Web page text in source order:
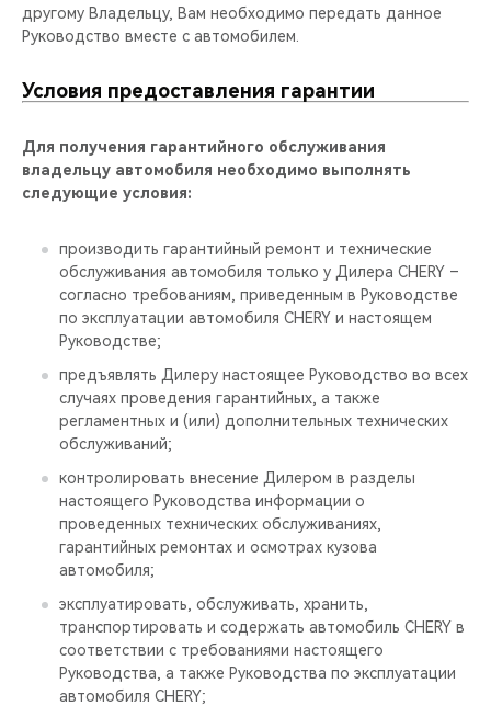
ВИДЕООБЗОРЫ
другому Владельцу, Вам необходимо передать данное
Руководство вместе с автомобилем.
Условия предоставления гарантии
Для получения гарантийного обслуживания
владельцу автомобиля необходимо выполнять
следующие условия:
производить гарантийный ремонт и технические
обслуживания автомобиля только у Дилера CHERY –
согласно требованиям, приведенным в Руководстве
по эксплуатации автомобиля CHERY и настоящем
Руководстве;
предъявлять Дилеру настоящее Руководство во всех
случаях проведения гарантийных, а также
регламентных и (или) дополнительных технических
обслуживаний;
контролировать внесение Дилером в разделы
настоящего Руководства информации о
проведенных технических обслуживаниях,
гарантийных ремонтах и осмотрах кузова
автомобиля;
эксплуатировать, обслуживать, хранить,
транспортировать и содержать автомобиль CHERY в
соответствии с требованиями настоящего
Руководства, а также Руководства по эксплуатации
автомобиля CHERY;